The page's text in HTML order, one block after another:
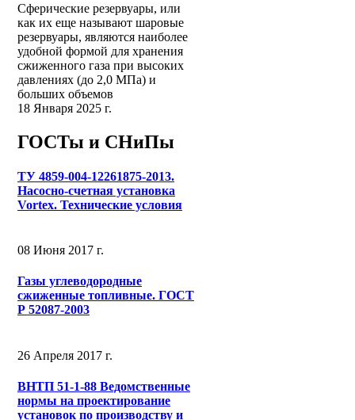
Сферические резервуары, или
как их еще называют шаровые
резервуары, являются наиболее
удобной формой для хранения
сжиженного газа при высоких
давлениях (до 2,0 МПа) и
больших объемов
18 Января 2025 г.
ГОСТы и СНиПы
ТУ 4859-004-12261875-2013.
Насосно-счетная установка
Vortex. Технические условия
08 Июня 2017 г.
Газы углеводородные
сжиженные топливные. ГОСТ
Р 52087-2003
26 Апреля 2017 г.
ВНТП 51-1-88 Ведомственные
нормы на проектирование
установок по производству и